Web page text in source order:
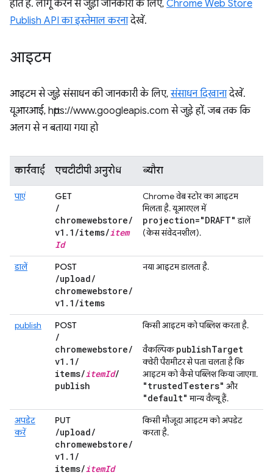
होते हैं. लागू करने से जुड़ी जानकारी के लिए, Chrome Web Store
Publish API का इस्तेमाल करनादेखें.
आइटम
आइटम से जुड़े संसाधन की जानकारी के लिए,संसाधन दिखानादेखें.
यूआरआई, https://www.googleapis.com से जुड़े हों, जब तक कि
अलग से न बताया गया हो
कार्रवाई एचटीटीपी अनुरोध ब्यौरा
पाएं GET
/
chromewebstore/
v1 . 1 /items/item
Id
Chrome वेब स्टोर का आइटम
मिलता है. यूआरएल में
projection="DRAFT" डालें
(केस संवेदनशील).
डालें POST
/upload/
chromewebstore/
v1 . 1 /items
नया आइटम डालता है.
publish POST
/
chromewebstore/
v1 . 1 /
items/itemId/
publish
किसी आइटम को पब्लिश करता है.
वैकल्पिक publishTarget
क्वेरी पैरामीटर से पता चलता है कि
आइटम को कैसे पब्लिश किया जाएगा.
"trustedTesters" और
"default" मान्य वैल्यू हैं.
अपडेट
करें
PUT
/upload/
chromewebstore/
v1 . 1 /
items/itemId
किसी मौजूदा आइटम को अपडेट
करता है.